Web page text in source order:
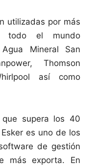
utilizadas por más
todo el mundo
Mineral San
Thomson
así como
supera los 40
es uno de los
de gestión
más exporta. En